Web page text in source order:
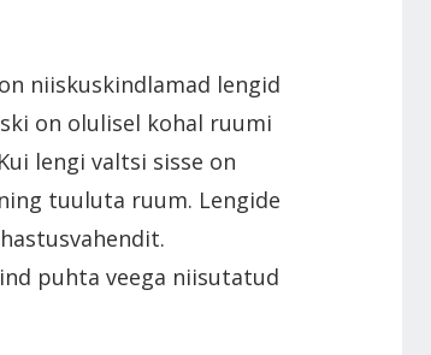
niiskuskindlamad lengid
on olulisel kohal ruumi
lengi valtsi sisse on
tuuluta ruum. Lengide
puhta veega niisutatud